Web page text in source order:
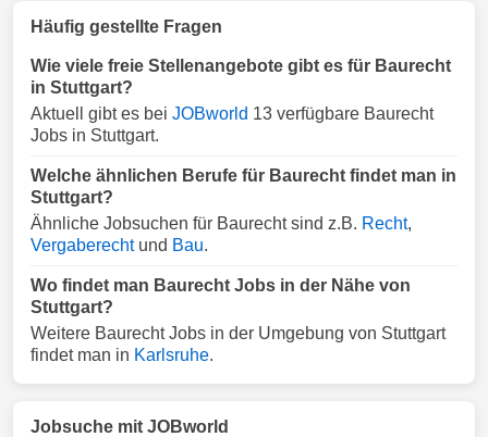
Häufig gestellte Fragen
Wie viele freie Stellenangebote gibt es für Baurecht
in Stuttgart?
Aktuell gibt es bei JOBworld 13 verfügbare Baurecht
Jobs in Stuttgart.
Welche ähnlichen Berufe für Baurecht findet man in
Stuttgart?
Ähnliche Jobsuchen für Baurecht sind z.B. Recht,
Vergaberechtund Bau.
Wo findet man Baurecht Jobs in der Nähe von
Stuttgart?
Weitere Baurecht Jobs in der Umgebung von Stuttgart
findet man in Karlsruhe.
Jobsuche mit JOBworld